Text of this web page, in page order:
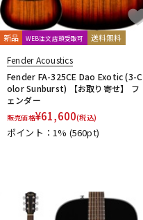
新品 WEB注文店頭受取可 送料無料
Fender Acoustics
Fender FA-325CE Dao Exotic (3-C
olor Sunburst) 【お取り寄せ】 フ
ェンダー
販売価格¥61,600(税込)
ポイント：1% (560pt)